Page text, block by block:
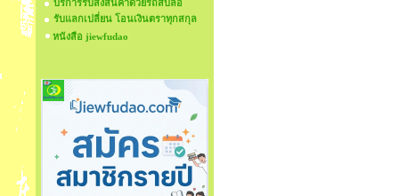
บริการรับส่งสินค้าด้วยรถสิบล้อ
รับแลกเปลี่ยน โอนเงินตราทุกสกุล
หนังสือ jiewfudao